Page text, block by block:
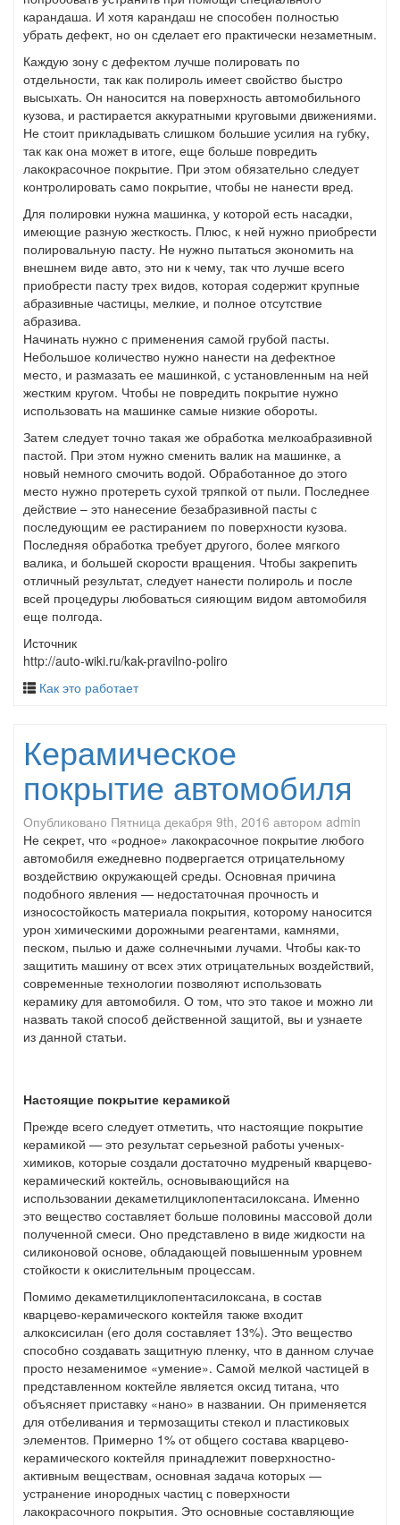
карандаша. И хотя карандаш не способен полностью
убрать дефект, но он сделает его практически незаметным.
Каждую зону с дефектом лучше полировать по
отдельности, так как полироль имеет свойство быстро
высыхать. Он наносится на поверхность автомобильного
кузова, и растирается аккуратными круговыми движениями.
Не стоит прикладывать слишком большие усилия на губку,
так как она может в итоге, еще больше повредить
лакокрасочное покрытие. При этом обязательно следует
контролировать само покрытие, чтобы не нанести вред.
Для полировки нужна машинка, у которой есть насадки,
имеющие разную жесткость. Плюс, к ней нужно приобрести
полировальную пасту. Не нужно пытаться экономить на
внешнем виде авто, это ни к чему, так что лучше всего
приобрести пасту трех видов, которая содержит крупные
абразивные частицы, мелкие, и полное отсутствие
абразива.
Начинать нужно с применения самой грубой пасты.
Небольшое количество нужно нанести на дефектное
место, и размазать ее машинкой, с установленным на ней
жестким кругом. Чтобы не повредить покрытие нужно
использовать на машинке самые низкие обороты.
Затем следует точно такая же обработка мелкоабразивной
пастой. При этом нужно сменить валик на машинке, а
новый немного смочить водой. Обработанное до этого
место нужно протереть сухой тряпкой от пыли. Последнее
действие – это нанесение безабразивной пасты с
последующим ее растиранием по поверхности кузова.
Последняя обработка требует другого, более мягкого
валика, и большей скорости вращения. Чтобы закрепить
отличный результат, следует нанести полироль и после
всей процедуры любоваться сияющим видом автомобиля
еще полгода.
Источник
http://auto-wiki.ru/kak-pravilno-poliro
Как это работает
Керамическое
покрытие автомобиля
Опубликовано Пятница декабря 9th, 2016 автором admin
Не секрет, что «родное» лакокрасочное покрытие любого
автомобиля ежедневно подвергается отрицательному
воздействию окружающей среды. Основная причина
подобного явления — недостаточная прочность и
износостойкость материала покрытия, которому наносится
урон химическими дорожными реагентами, камнями,
песком, пылью и даже солнечными лучами. Чтобы как-то
защитить машину от всех этих отрицательных воздействий,
современные технологии позволяют использовать
керамику для автомобиля. О том, что это такое и можно ли
назвать такой способ действенной защитой, вы и узнаете
из данной статьи.
Настоящие покрытие керамикой
Прежде всего следует отметить, что настоящие покрытие
керамикой — это результат серьезной работы ученых-
химиков, которые создали достаточно мудреный кварцево-
керамический коктейль, основывающийся на
использовании декаметилциклопентасилоксана. Именно
это вещество составляет больше половины массовой доли
полученной смеси. Оно представлено в виде жидкости на
силиконовой основе, обладающей повышенным уровнем
стойкости к окислительным процессам.
Помимо декаметилциклопентасилоксана, в состав
кварцево-керамического коктейля также входит
алкоксисилан (его доля составляет 13%). Это вещество
способно создавать защитную пленку, что в данном случае
просто незаменимое «умение». Самой мелкой частицей в
представленном коктейле является оксид титана, что
объясняет приставку «нано» в названии. Он применяется
для отбеливания и термозащиты стекол и пластиковых
элементов. Примерно 1% от общего состава кварцево-
керамического коктейля принадлежит поверхностно-
активным веществам, основная задача которых —
устранение инородных частиц с поверхности
лакокрасочного покрытия. Это основные составляющие